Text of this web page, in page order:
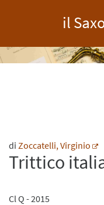
il
di Zoccatelli, Virginio
Trittico
Cl Q - 2015